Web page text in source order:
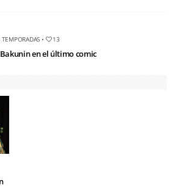
TEMPORADAS • 13
en el último comic